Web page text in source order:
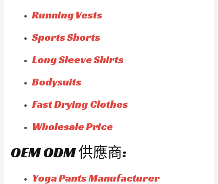
Running Vests
Sports Shorts
Long Sleeve Shirts
Bodysuits
Fast Drying Clothes
Wholesale Price
OEM ODM 供應商:
Yoga Pants Manufacturer